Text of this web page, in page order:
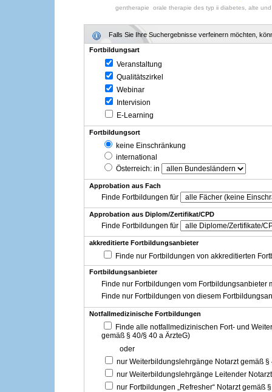
gentherapie orale therapie des typ ii diabetes, alte
Falls Sie Ihre Suchergebnisse verfeinern möchten,
Fortbildungsart
Veranstaltung
Qualitätszirkel
Webinar
Intervision
E-Learning
Fortbildungsort
keine Einschränkung
international
Österreich: in
Approbation aus Fach
Finde Fortbildungen für
Approbation aus Diplom/Zertifikat/CPD
Finde Fortbildungen für
akkreditierte Fortbildungsanbieter
Finde nur Fortbildungen von akkreditierten
Fortbildungsanbieter
Finde nur Fortbildungen vom Fortbildungsanbieter
Finde nur Fortbildungen von diesem
Notfallmedizinische Fortbildungen
Finde alle notfallmedizinischen Fort- und
gemäß § 40/§ 40 a ÄrzteG)
oder
nur Weiterbildungslehrgänge Notarzt gemäß §
nur Weiterbildungslehrgänge Leitender
nur Fortbildungen „Refresher“ Notarzt gemäß